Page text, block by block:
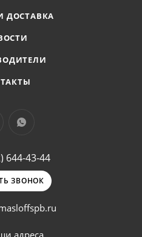
ДОСТАВКА
644-43-44
ЗВОНОК
адреса